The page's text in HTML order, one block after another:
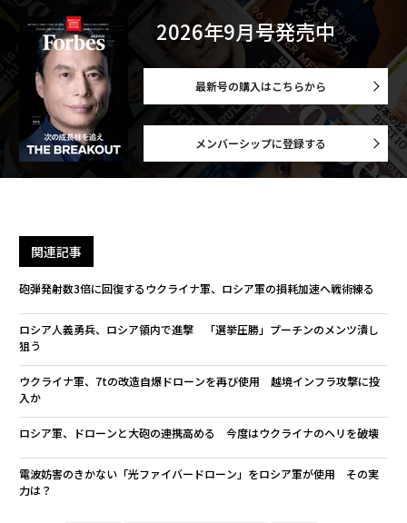
2026年9月号発売中
最新号の購入はこちらから
メンバーシップに登録する
関連記事
砲弾発射数3倍に回復するウクライナ軍、ロシア軍の損耗加速へ戦術練る
ロシア人義勇兵、ロシア領内で進撃 「選挙圧勝」プーチンのメンツ潰し
狙う
ウクライナ軍、7tの改造自爆ドローンを再び使用 越境インフラ攻撃に投
入か
ロシア軍、ドローンと大砲の連携高める 今度はウクライナのヘリを破壊
電波妨害のきかない「光ファイバードローン」をロシア軍が使用 その実
力は？